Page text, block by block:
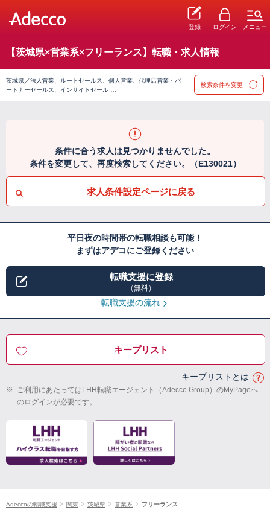
登録 ログイン メニュー
【茨城県×営業系×フリーランス】転職・求人情報
茨城県／法人営業、ルートセールス、個人営業、代理店営業・パ
ートナーセールス、インサイドセール …
検索条件を変更
条件に合う求人は見つかりませんでした。
条件を変更して、再度検索してください。（E130021）
求人条件設定ページに戻る
平日夜の時間帯の転職相談も可能！
まずはアデコにご登録ください
転職支援に登録
（無料）
転職支援の流れ
キープリスト
キープリストとは
※ ご利用にあたってはLHH転職エージェント（Adecco Group）のMyPageへ
のログインが必要です。
Adeccoの転職支援 関東 茨城県 営業系 フリーランス